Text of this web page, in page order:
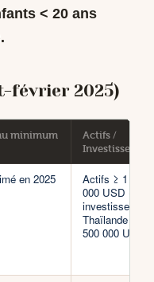
< 20 ans
février 2025)
minimum
Actifs /
en 2025
Actifs ≥ 1 000
000 USD +
investissement
Thaïlande ≥
500 000 USD